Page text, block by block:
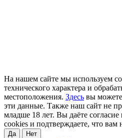
На нашем сайте мы используем
технического характера и
местоположения. Здесь вы
эти данные. Также наш сайт не
младше 18 лет. Вы даёте
cookies и подтверждаете, что вам
Да Нет